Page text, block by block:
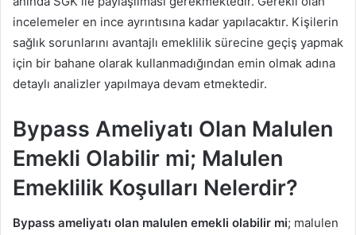
incelemeler en ince ayrıntısına kadar yapılacaktır. Kişilerin
sağlık sorunlarını avantajlı emeklilik sürecine geçiş yapmak
için bir bahane olarak kullanmadığından emin olmak adına
detaylı analizler yapılmaya devam etmektedir.
Bypass Ameliyatı Olan Malulen
Emekli Olabilir mi; Malulen
Emeklilik Koşulları Nelerdir?
Bypass ameliyatı olan malulen emekli olabilir mi; malulen